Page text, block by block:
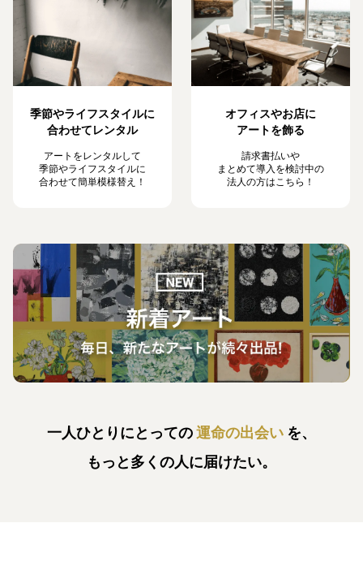
季節やライフスタイルに
合わせてレンタル
アートをレンタルして
季節やライフスタイルに
合わせて簡単模様替え！
オフィスやお店に
アートを飾る
請求書払いや
まとめて導入を検討中の
法人の方はこちら！
一人ひとりにとっての運命の出会い を、
もっと多くの人に届けたい。